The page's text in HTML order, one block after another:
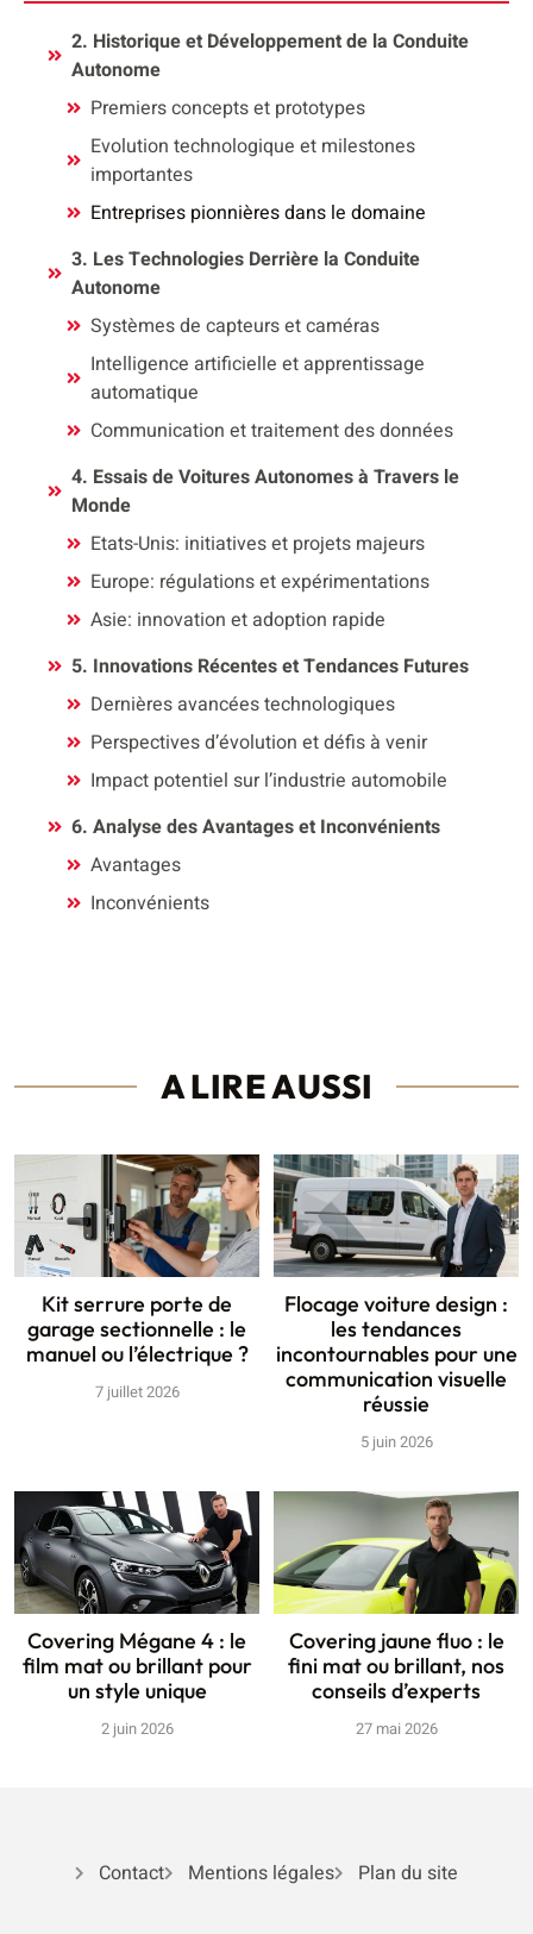
2. Historique et Développement de la Conduite
Autonome
Premiers concepts et prototypes
Evolution technologique et milestones
importantes
Entreprises pionnières dans le domaine
3. Les Technologies Derrière la Conduite
Autonome
Systèmes de capteurs et caméras
Intelligence artificielle et apprentissage
automatique
Communication et traitement des données
4. Essais de Voitures Autonomes à Travers le
Monde
Etats-Unis: initiatives et projets majeurs
Europe: régulations et expérimentations
Asie: innovation et adoption rapide
5. Innovations Récentes et Tendances Futures
Dernières avancées technologiques
Perspectives d’évolution et défis à venir
Impact potentiel sur l’industrie automobile
6. Analyse des Avantages et Inconvénients
Avantages
Inconvénients
A LIRE AUSSI
Kit serrure porte de
garage sectionnelle : le
manuel ou l’électrique ?
7 juillet 2026
Flocage voiture design :
les tendances
incontournables pour une
communication visuelle
réussie
5 juin 2026
Covering Mégane 4 : le
film mat ou brillant pour
un style unique
2 juin 2026
Covering jaune fluo : le
fini mat ou brillant, nos
conseils d’experts
27 mai 2026
Contact Mentions légales Plan du site